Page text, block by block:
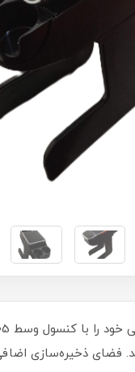
فضای ذخیره‌سازی